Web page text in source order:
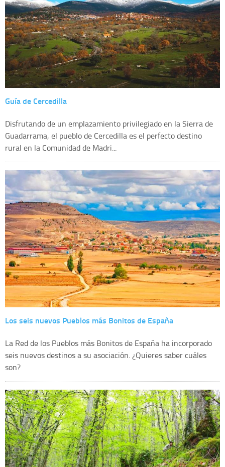
Guía de Cercedilla
Disfrutando de un emplazamiento privilegiado en la Sierra de
Guadarrama, el pueblo de Cercedilla es el perfecto destino
rural en la Comunidad de Madri...
Los seis nuevos Pueblos más Bonitos de España
La Red de los Pueblos más Bonitos de España ha incorporado
seis nuevos destinos a su asociación. ¿Quieres saber cuáles
son?